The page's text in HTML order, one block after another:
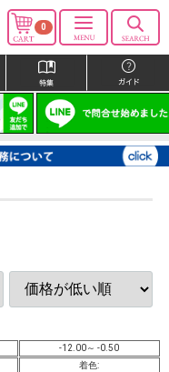
0
-12.00～ -0.50
着色: